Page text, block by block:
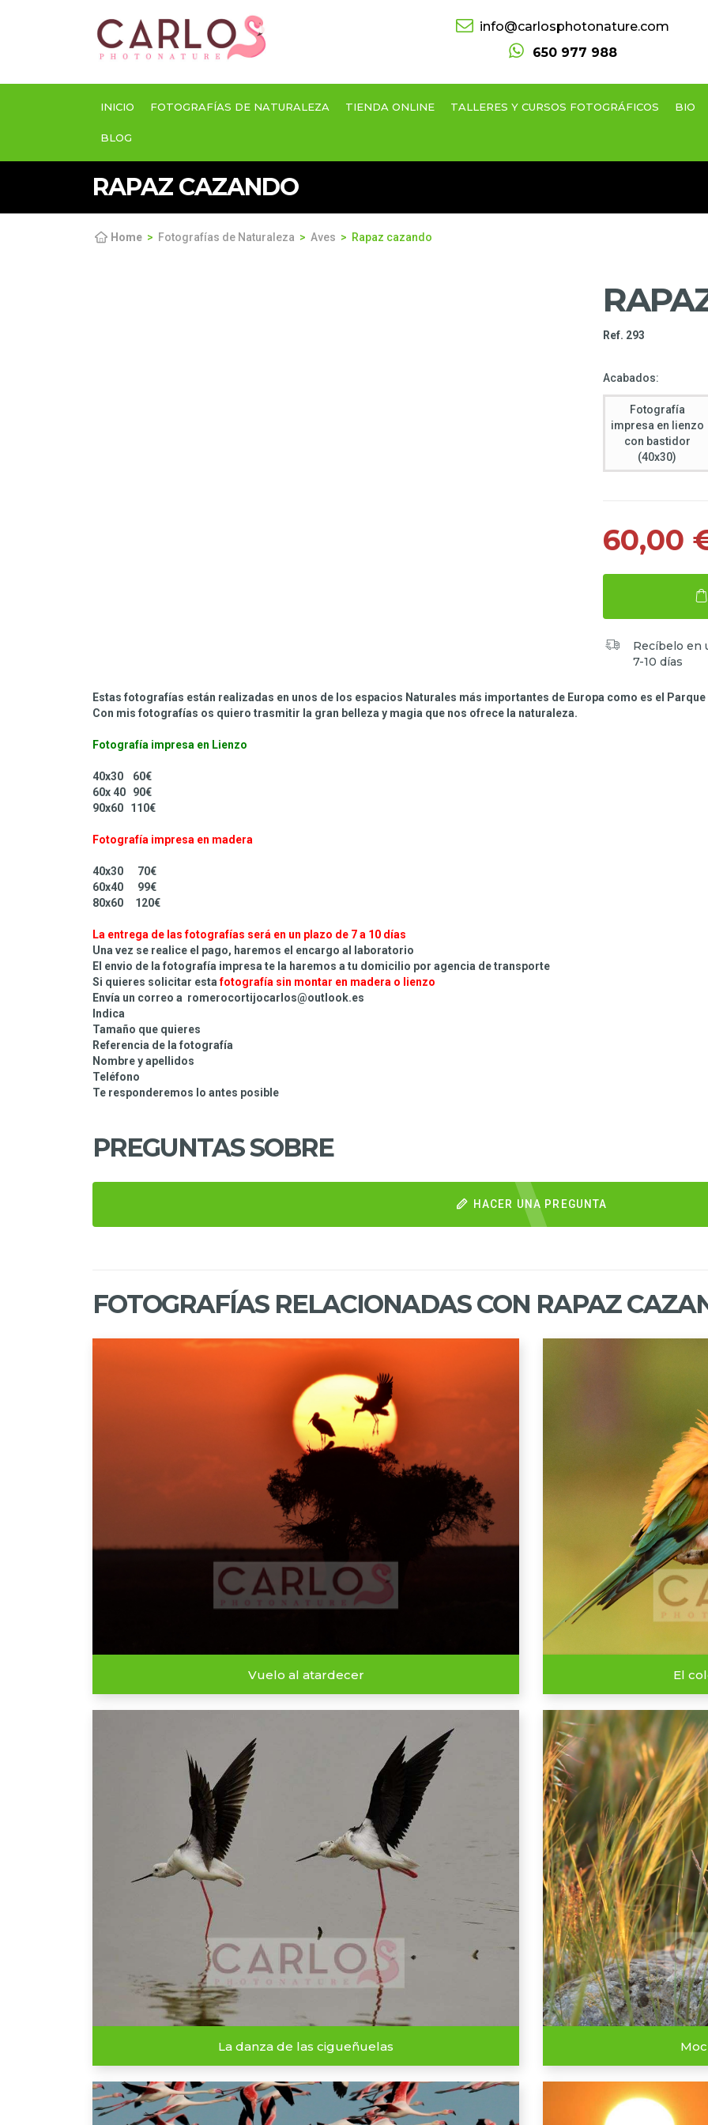
info@carlosphotonature.com
650 977 988
INICIO FOTOGRAFÍAS DE NATURALEZA TIENDA ONLINE TALLERES Y CURSOS FOTOGRÁFICOS BIO
BLOG
RAPAZ CAZANDO
Home Fotografías de Naturaleza Aves Rapaz cazando
Ref. 293
Acabados:
Fotografía
impresa en lienzo
con bastidor
(40x30)
60,00
Recíbelo en
7-10 días
Estas fotografías están realizadas en unos de los espacios Naturales más importantes de Europa como es el
Con mis fotografías os quiero trasmitir la gran belleza y magia que nos ofrece la naturaleza.
Fotografía impresa en Lienzo
40x30 60€
60x 40 90€
90x60 110€
Fotografía impresa en madera
40x30 70€
60x40 99€
80x60 120€
La entrega de las fotografías será en un plazo de 7 a 10 días
Una vez se realice el pago, haremos el encargo al laboratorio
El envio de la fotografía impresa te la haremos a tu domicilio por agencia de transporte
Si quieres solicitar estafotografía sin montar en madera o lienzo
Envía un correo a romerocortijocarlos@outlook.es
Indica
Tamaño que quieres
Referencia de la fotografía
Nombre y apellidos
Teléfono
Te responderemos lo antes posible
PREGUNTAS SOBRE
HACER UNA PREGUNTA
FOTOGRAFÍAS RELACIONADAS CON RAPAZ
Vuelo al atardecer El
La danza de las cigueñuelas